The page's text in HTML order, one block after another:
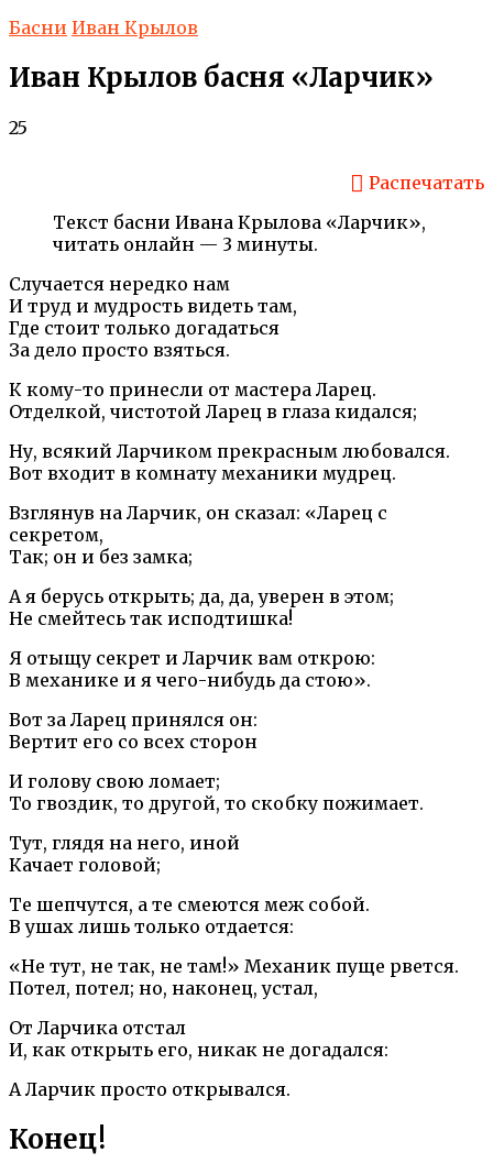
Басни Иван Крылов
Иван Крылов басня «Ларчик»
25
Распечатать
Текст басни Ивана Крылова «Ларчик»,
читать онлайн — 3 минуты.
Случается нередко нам
И труд и мудрость видеть там,
Где стоит только догадаться
За дело просто взяться.
К кому-то принесли от мастера Ларец.
Отделкой, чистотой Ларец в глаза кидался;
Ну, всякий Ларчиком прекрасным любовался.
Вот входит в комнату механики мудрец.
Взглянув на Ларчик, он сказал: «Ларец с
секретом,
Так; он и без замка;
А я берусь открыть; да, да, уверен в этом;
Не смейтесь так исподтишка!
Я отыщу секрет и Ларчик вам открою:
В механике и я чего-нибудь да стою».
Вот за Ларец принялся он:
Вертит его со всех сторон
И голову свою ломает;
То гвоздик, то другой, то скобку пожимает.
Тут, глядя на него, иной
Качает головой;
Те шепчутся, а те смеются меж собой.
В ушах лишь только отдается:
«Не тут, не так, не там!» Механик пуще рвется.
Потел, потел; но, наконец, устал,
От Ларчика отстал
И, как открыть его, никак не догадался:
А Ларчик просто открывался.
Конец!